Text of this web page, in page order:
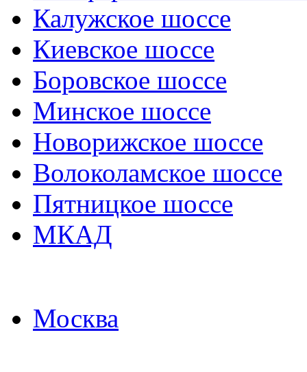
Калужское шоссе
Киевское шоссе
Боровское шоссе
Минское шоссе
Новорижское шоссе
Волоколамское шоссе
Пятницкое шоссе
МКАД
Москва